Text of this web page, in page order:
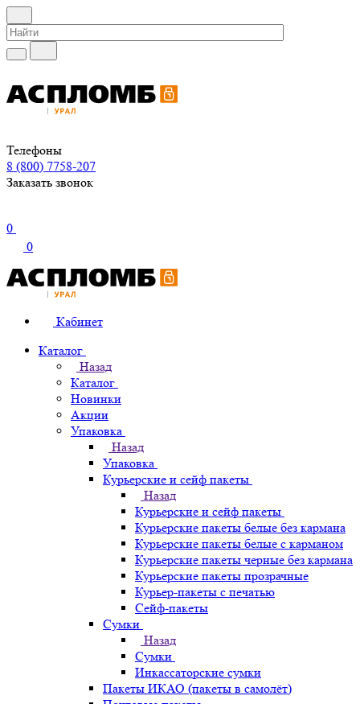
Телефоны
8 (800) 7758-207
Заказать звонок
0
0
Кабинет
Каталог
Назад
Каталог
Новинки
Акции
Упаковка
Назад
Упаковка
Курьерские и сейф пакеты
Назад
Курьерские и сейф пакеты
Курьерские пакеты белые без кармана
Курьерские пакеты белые с карманом
Курьерские пакеты черные без кармана
Курьерские пакеты прозрачные
Курьер-пакеты с печатью
Сейф-пакеты
Сумки
Назад
Сумки
Инкассаторские сумки
Пакеты ИКАО (пакеты в самолёт)